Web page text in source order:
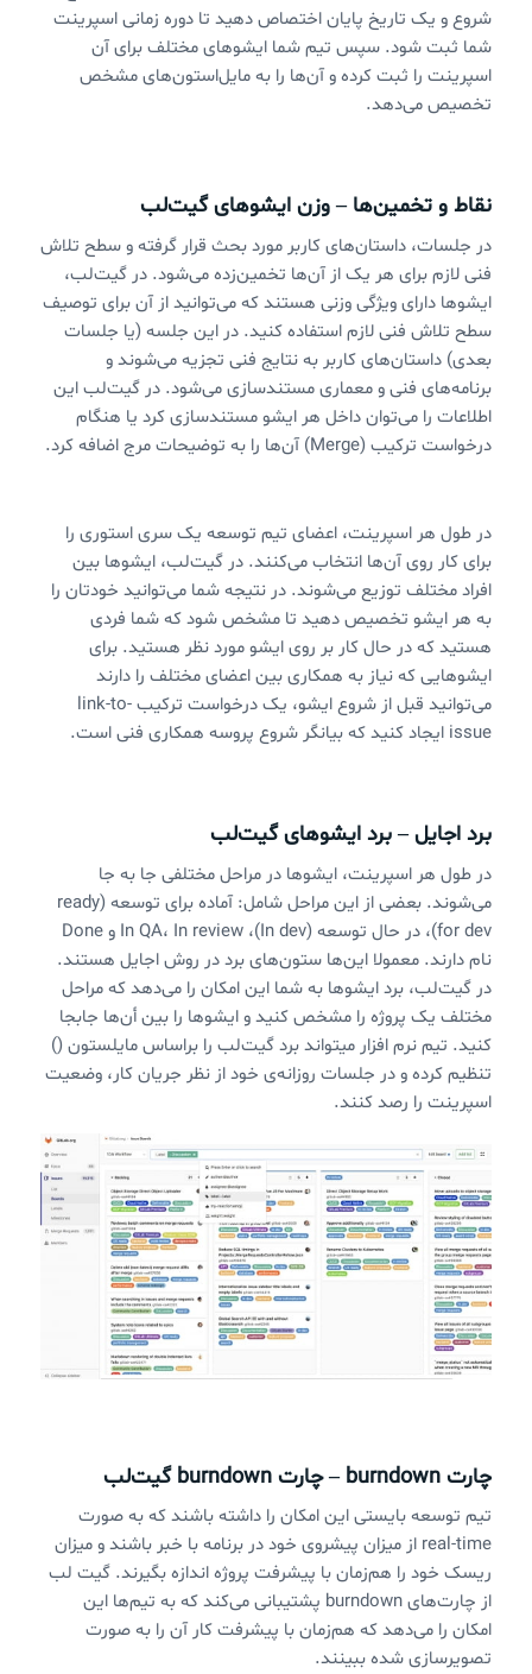
شروع و یک تاریخ پایان اختصاص دهید تا دوره زمانی اسپرینت
شما ثبت شود. سپس تیم شما ایشوهای مختلف برای آن
اسپرینت را ثبت کرده و آن‌ها را به مایل‌استون‌های مشخص
تخصیص می‌دهد.
نقاط و تخمین‌ها – وزن ایشوهای گیت‌لب
در جلسات، داستان‌های کاربر مورد بحث قرار گرفته و سطح تلاش
فنی لازم برای هر یک از آن‌ها تخمین‌زده می‌شود. در گیت‌لب،
ایشوها دارای ویژگی وزنی هستند که می‌توانید از آن برای توصیف
سطح تلاش فنی لازم استفاده کنید. در این جلسه (یا جلسات
بعدی) داستان‌های کاربر به نتایج فنی تجزیه می‌شوند و
برنامه‌های فنی و معماری مستندسازی می‌شود. در گیت‌لب این
اطلاعات را می‌توان داخل هر ایشو مستندسازی کرد یا هنگام
درخواست ترکیب (Merge) آن‌ها را به توضیحات مرج اضافه کرد.
در طول هر اسپرینت، اعضای تیم توسعه یک سری استوری را
برای کار روی آن‌ها انتخاب می‌کنند. در گیت‌لب، ایشوها بین
افراد مختلف توزیع می‌شوند. در نتیجه شما می‌توانید خودتان را
به هر ایشو تخصیص دهید تا مشخص شود که شما فردی
هستید که در حال کار بر روی ایشو مورد نظر هستید. برای
ایشوهایی که نیاز به همکاری بین اعضای مختلف را دارند
می‌توانید قبل از شروع ایشو، یک درخواست ترکیب link-to-
issue ایجاد کنید که بیانگر شروع پروسه همکاری فنی است.
برد اجایل – برد ایشوهای گیت‌لب
در طول هر اسپرینت، ایشوها در مراحل مختلفی جا به جا
می‌شوند. بعضی از این مراحل شامل: آماده برای توسعه (ready
for dev)، در حال توسعه (In dev)، In QA، In review و Done
نام دارند. معمولا این‌ها ستون‌های برد در روش اجایل هستند.
در گیت‌لب، برد ایشوها به شما این امکان را می‌دهد که مراحل
مختلف یک پروژه را مشخص کنید و ایشوها را بین أن‌ها جابجا
کنید. تیم نرم افزار میتواند برد گیت‌لب را براساس مایلستون ()
تنظیم کرده و در جلسات روزانه‌ی خود از نظر جریان کار، وضعیت
اسپرینت را رصد کنند.
چارت burndown – چارت burndown گیت‌لب
تیم توسعه بایستی این امکان را داشته باشند که به صورت
real-time از میزان پیشروی خود در برنامه با خبر باشند و میزان
ریسک خود را هم‌زمان با پیشرفت پروژه اندازه بگیرند. گیت لب
از چارت‌های burndown پشتیبانی می‌کند که به تیم‌ها این
امکان را می‌دهد که هم‌زمان با پیشرفت کار آن را به صورت
تصویرسازی شده ببینند.